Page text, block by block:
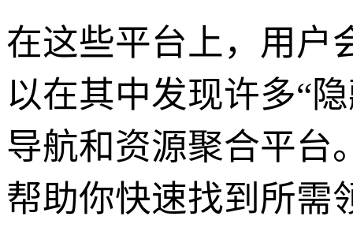
在这些平台上，用户
以在其中发现许多“
导航和资源聚合平台
帮助你快速找到所需